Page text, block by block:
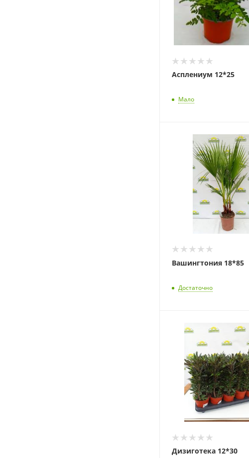
Асплениум 12*25
Мало
Вашингтония 18*85
Достаточно
Дизиготека 12*30